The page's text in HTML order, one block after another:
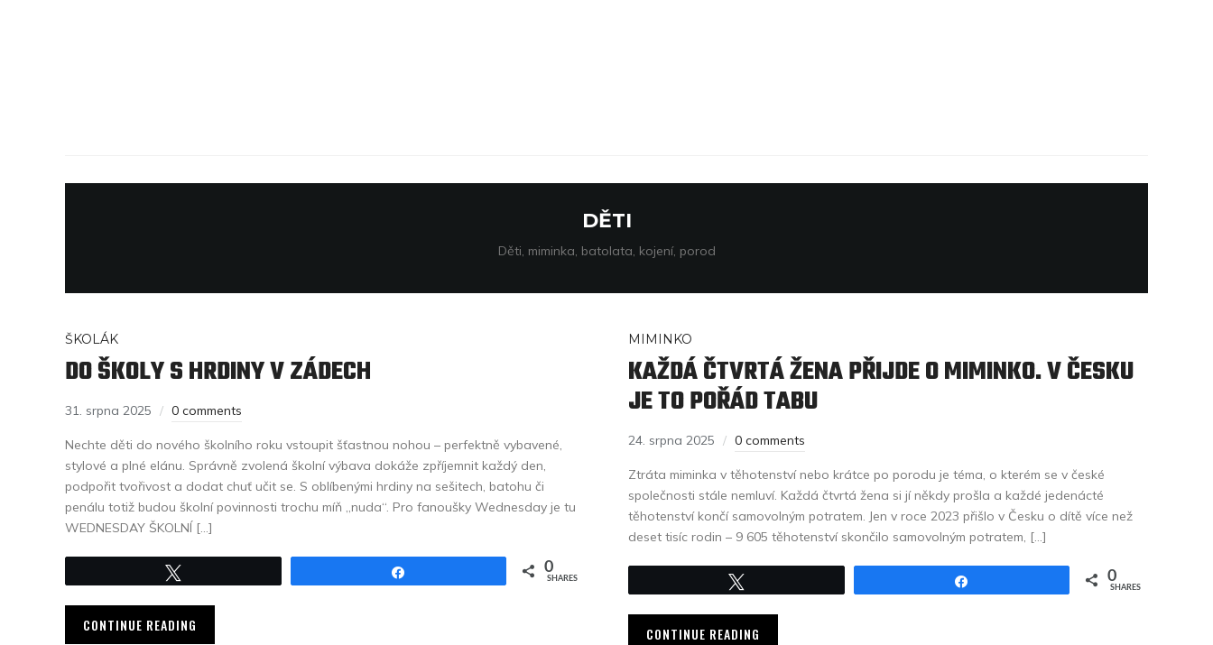
DĚTI
Děti, miminka, batolata, kojení, porod
ŠKOLÁK
DO ŠKOLY S HRDINY V ZÁDECH
31. srpna 2025 0 comments
Nechte děti do nového školního roku vstoupit šťastnou nohou – perfektně vybavené,
stylové a plné elánu. Správně zvolená školní výbava dokáže zpříjemnit každý den,
podpořit tvořivost a dodat chuť učit se. S oblíbenými hrdiny na sešitech, batohu či
penálu totiž budou školní povinnosti trochu míň „nuda“. Pro fanoušky Wednesday je tu
WEDNESDAY ŠKOLNÍ […]
0
SHARES
CONTINUE READING
MIMINKO
KAŽDÁ ČTVRTÁ ŽENA PŘIJDE O MIMINKO. V ČESKU
JE TO POŘÁD TABU
24. srpna 2025 0 comments
Ztráta miminka v těhotenství nebo krátce po porodu je téma, o kterém se v české
společnosti stále nemluví. Každá čtvrtá žena si jí někdy prošla a každé jedenácté
těhotenství končí samovolným potratem. Jen v roce 2023 přišlo v Česku o dítě více než
deset tisíc rodin – 9 605 těhotenství skončilo samovolným potratem, […]
0
SHARES
CONTINUE READING